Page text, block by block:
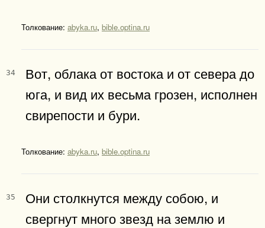
Толкование: abyka.ru, bible.optina.ru
34
Вот, облака от востока и от севера до
юга, и вид их весьма грозен, исполнен
свирепости и бури.
Толкование: abyka.ru, bible.optina.ru
35
Они столкнутся между собою, и
свергнут много звезд на землю и